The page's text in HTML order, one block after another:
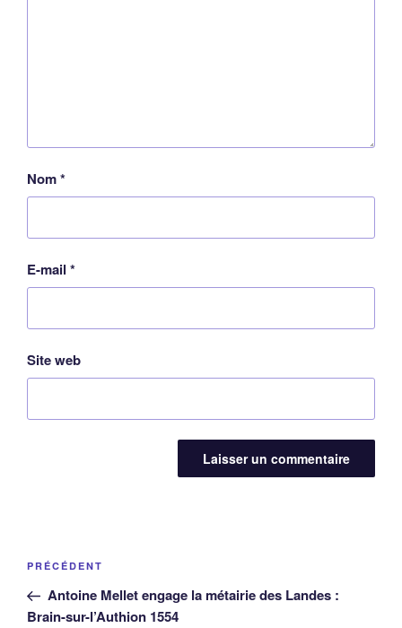
Nom*
E-mail *
Site web
Navigation
l’article
Article
précédent
PRÉCÉDENT
Antoine Mellet engage la métairie des Landes :
Brain-sur-l’Authion 1554